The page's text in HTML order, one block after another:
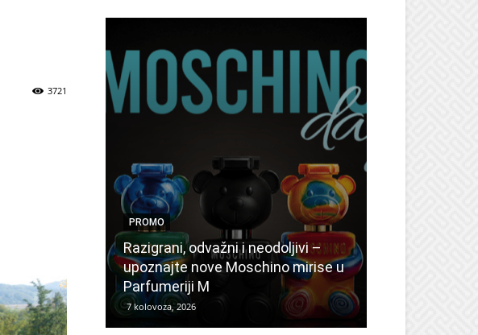
3721
PROMO
Razigrani, odvažni i neodoljivi –
upoznajte nove Moschino mirise u
Parfumeriji M
7 kolovoza, 2026